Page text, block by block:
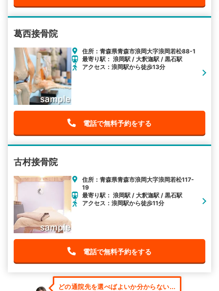
葛西接骨院
住所：青森県青森市浪岡大字浪岡若松88-1
最寄り駅： 浪岡駅 / 大釈迦駅 / 黒石駅
アクセス：浪岡駅から徒歩13分
電話で無料予約をする
古村接骨院
住所：青森県青森市浪岡大字浪岡若松117-
19
最寄り駅： 浪岡駅 / 大釈迦駅 / 黒石駅
アクセス：浪岡駅から徒歩11分
電話で無料予約をする
どの通院先を選べばよいか分からない...